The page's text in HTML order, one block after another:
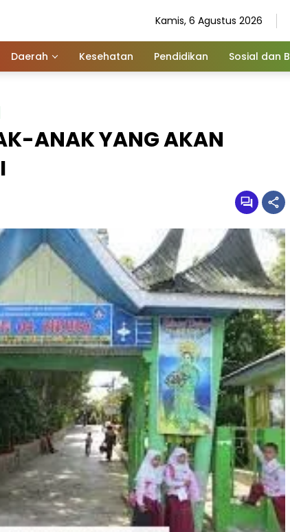
Kamis, 6 Agustus 2026
Daerah Kesehatan Pendidikan Sosial dan
ANAK YANG AKAN